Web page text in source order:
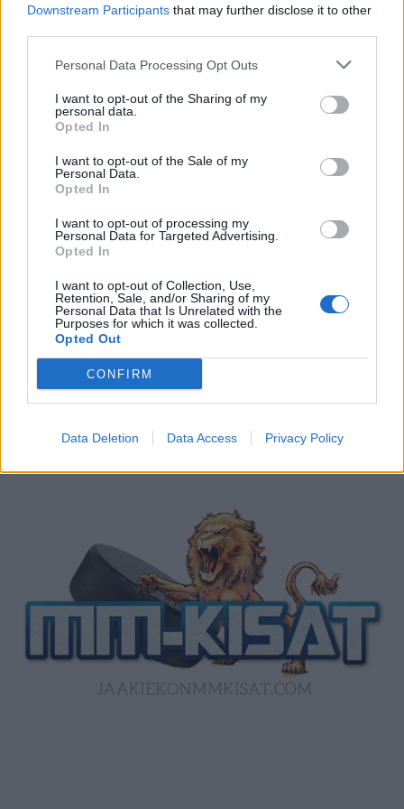
Downstream Participants that may further disclose it to other
Personal Data Processing Opt Outs
I want to opt-out of the Sharing of my
personal data.
Opted In
I want to opt-out of the Sale of my
Personal Data.
Opted In
I want to opt-out of processing my
Personal Data for Targeted Advertising.
Opted In
I want to opt-out of Collection, Use,
Retention, Sale, and/or Sharing of my
Personal Data that Is Unrelated with the
Purposes for which it was collected.
Opted Out
CONFIRM
Data Deletion Data Access Privacy Policy
otteluohjelma!
puhalsi lisenssiriidan poikki –
Leijonat julkisti ketjut Sveitsi-peliin –
Aleksander Barkov tekee paluun
kaukaloon
Venäläisveskari sekosi Suomen 2.
divisioonassa – sai samasta tilanteesta
50 jäähyminuuttia
Kanada – USA klo 15:10 – näin katsot
ottelun ilmaiseksi TV:stä